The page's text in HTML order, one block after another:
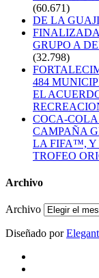
(60.671)
DE LA
FINALIZADA
GRUPO A
(32.798)
484
EL
COCA-COLA
CAMPAÑA
LA FIFA™, Y
TROFEO
Archivo
Archivo
Diseñado por